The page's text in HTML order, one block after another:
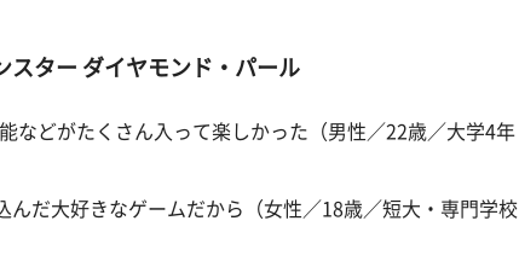
ター ダイヤモンド・パール
などがたくさん入って楽しかった（男性／22歳／大学4年
んだ大好きなゲームだから（女性／18歳／短大・専門学校